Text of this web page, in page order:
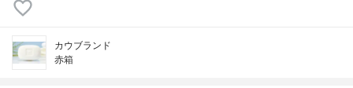
カウブランド
赤箱